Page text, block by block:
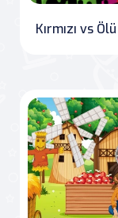
Kırmızı vs Ölü